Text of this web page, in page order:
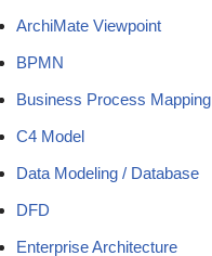
ArchiMate Viewpoint
BPMN
Business Process Mapping
C4 Model
Data Modeling / Database
DFD
Enterprise Architecture